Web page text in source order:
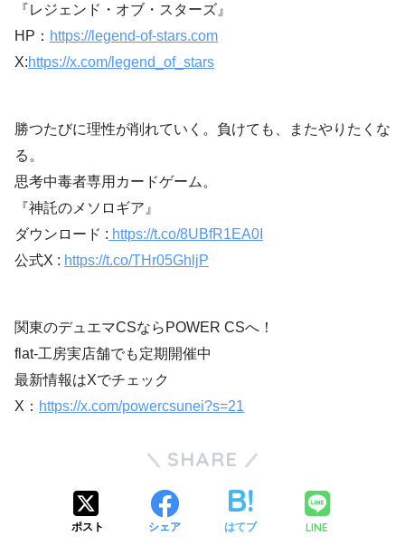
『レジェンド・オブ・スターズ』
HP： https://legend-of-stars.com
X:https://x.com/legend_of_stars
勝つたびに理性が削れていく。負けても、またやりたくな
る。
思考中毒者専用カードゲーム。
『神託のメソロギア』
ダウンロード : https://t.co/8UBfR1EA0I
公式X : https://t.co/THr05GhljP
関東のデュエマCSならPOWER CSへ！
flat-工房実店舗でも定期開催中
最新情報はXでチェック
X： https://x.com/powercsunei?s=21
SHARE
ポスト シェア はてブ LINE